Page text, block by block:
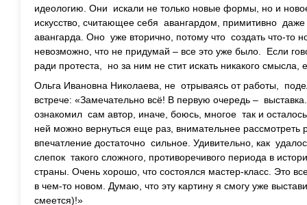
идеологию. Они искали не только новые формы, но и
искусство, считающее себя авангардом, примитивно
авангарда. Оно уже вторично, потому что создать что-то
невозможно, что не придумай – все это уже было. Если
ради протеста, но за ним не стит искать никакого смысла,
Ольга Ивановна Николаева, не отрываясь от работы,
встрече: «Замечательно всё! В первую очередь –
ознакомил сам автор, иначе, боюсь, многое так и
ней можно вернуться еще раз, внимательнее
впечатление достаточно сильное. Удивительно, как
слепок такого сложного, противоречивого периода в
страны. Очень хорошо, что состоялся мастер-класс. Это
в чем-то новом. Думаю, что эту картину я смогу уже
смеется)!»